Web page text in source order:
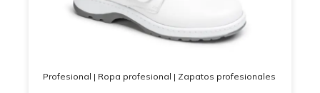
Profesional | Ropa profesional | Zapatos profesionales